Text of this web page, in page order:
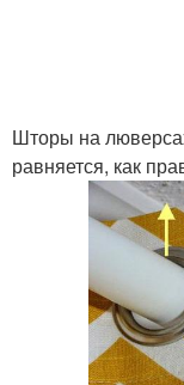
Шторы на
равняется, как